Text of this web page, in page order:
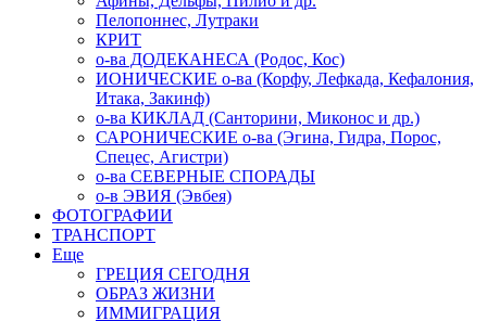
Пелопоннес, Лутраки
КРИТ
о-ва ДОДЕКАНЕСА (Родос, Кос)
ИОНИЧЕСКИЕ о-ва (Корфу, Лефкада, Кефалония,
Итака, Закинф)
о-ва КИКЛАД (Санторини, Миконос и др.)
САРОНИЧЕСКИЕ о-ва (Эгина, Гидра, Порос,
Спецес, Агистри)
о-ва СЕВЕРНЫЕ СПОРАДЫ
о-в ЭВИЯ (Эвбея)
ФОТОГРАФИИ
ТРАНСПОРТ
Еще
ГРЕЦИЯ СЕГОДНЯ
ОБРАЗ ЖИЗНИ
ИММИГРАЦИЯ